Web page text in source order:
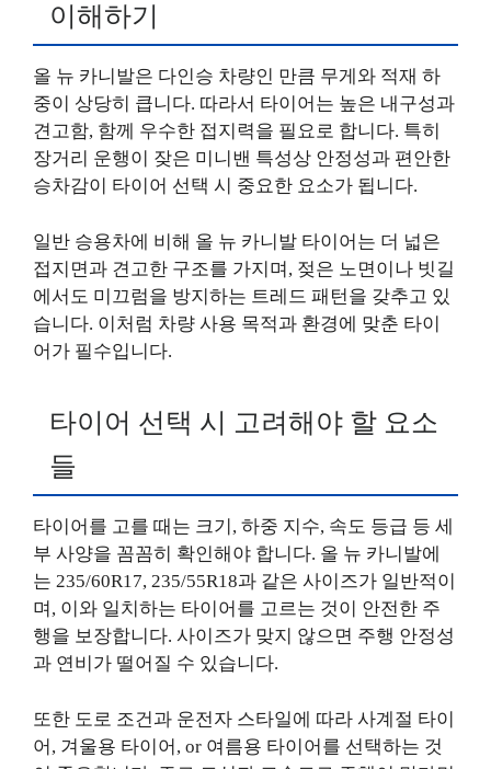
이해하기
올 뉴 카니발은 다인승 차량인 만큼 무게와 적재 하
중이 상당히 큽니다. 따라서 타이어는 높은 내구성과
견고함, 함께 우수한 접지력을 필요로 합니다. 특히
장거리 운행이 잦은 미니밴 특성상 안정성과 편안한
승차감이 타이어 선택 시 중요한 요소가 됩니다.
일반 승용차에 비해 올 뉴 카니발 타이어는 더 넓은
접지면과 견고한 구조를 가지며, 젖은 노면이나 빗길
에서도 미끄럼을 방지하는 트레드 패턴을 갖추고 있
습니다. 이처럼 차량 사용 목적과 환경에 맞춘 타이
어가 필수입니다.
타이어 선택 시 고려해야 할 요소
들
타이어를 고를 때는 크기, 하중 지수, 속도 등급 등 세
부 사양을 꼼꼼히 확인해야 합니다. 올 뉴 카니발에
는 235/60R17, 235/55R18과 같은 사이즈가 일반적이
며, 이와 일치하는 타이어를 고르는 것이 안전한 주
행을 보장합니다. 사이즈가 맞지 않으면 주행 안정성
과 연비가 떨어질 수 있습니다.
또한 도로 조건과 운전자 스타일에 따라 사계절 타이
어, 겨울용 타이어, or 여름용 타이어를 선택하는 것